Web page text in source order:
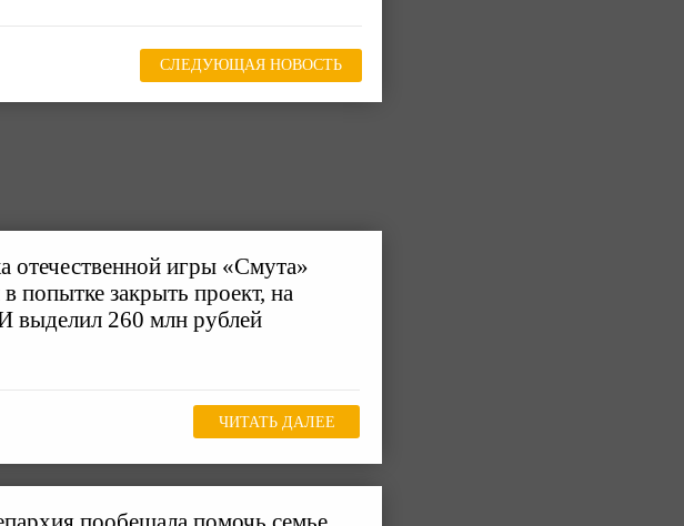
СЛЕДУЮЩАЯ НОВОСТЬ
отечественной игры «Смута»
попытке закрыть проект, на
выделил 260 млн рублей
ЧИТАТЬ ДАЛЕЕ